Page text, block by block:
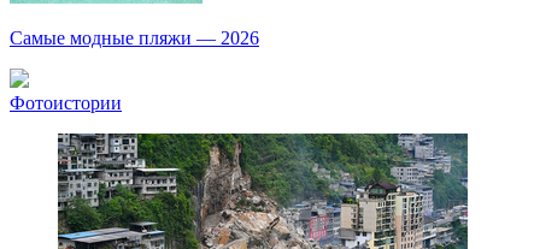
Самые модные пляжи — 2026
Фотоистории